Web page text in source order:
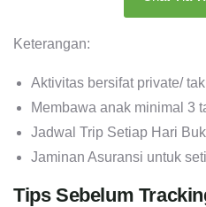
Keterangan:
Aktivitas bersifat private/
Membawa anak minimal 3
Jadwal Trip Setiap Hari
Jaminan Asuransi untuk
Tips Sebelum